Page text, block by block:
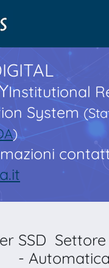
Institutional
System
)
SSD
- Automatica